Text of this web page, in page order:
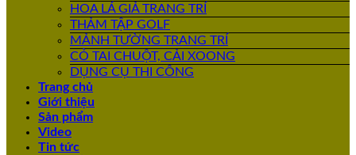
HOA LÁ GIẢ TRANG TRÍ
THẢM TẬP GOLF
MẢNH TƯỜNG TRANG TRÍ
CỎ TAI CHUỘT, CẢI XOONG
DỤNG CỤ THI CÔNG
Trang chủ
Giới thiệu
Sản phẩm
Video
Tin tức